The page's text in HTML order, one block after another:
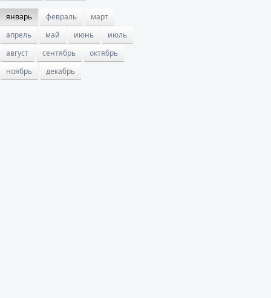
январь февраль
март
апрель
май июнь
июль
август
сентябрь
октябрь
ноябрь
декабрь